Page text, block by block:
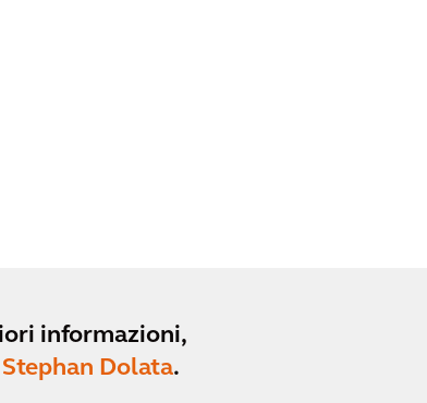
informazioni,
Stephan Dolata.